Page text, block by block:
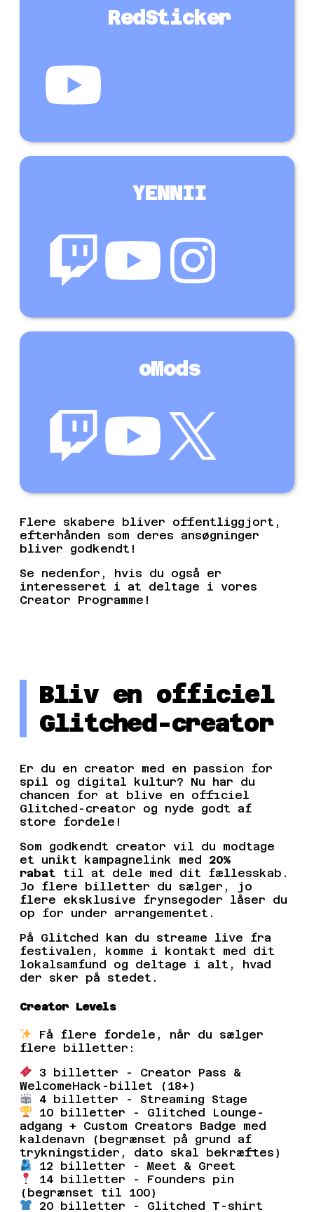
RedSticker
YENNII
oMods
Villemano
Michan
Daytone
Varidetta